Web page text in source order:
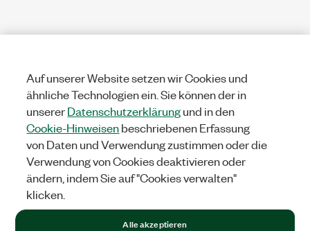
Auf unserer Website setzen wir Cookies und
ähnliche Technologien ein. Sie können der in
unsererDatenschutzerklärungund in den
Cookie-Hinweisenbeschriebenen Erfassung
von Daten und Verwendung zustimmen oder die
Verwendung von Cookies deaktivieren oder
ändern, indem Sie auf "Cookies verwalten"
klicken.
Alle akzeptieren